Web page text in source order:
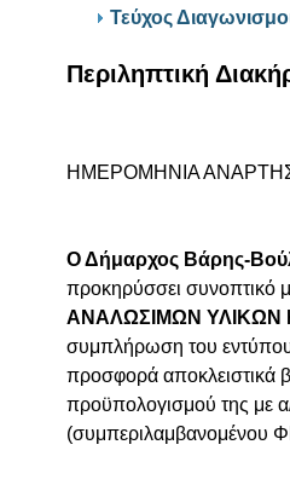
Τεύχος
Περιληπτική
ΗΜΕΡΟΜΗΝΙΑ
Ο Δήμαρχος Βάρης-
προκηρύσσει συνοπτικό
ΑΝΑΛΩΣΙΜΩΝ ΥΛΙΚΩΝ
συμπλήρωση του εντύπου
προσφορά αποκλειστικά
προϋπολογισμού της με
(συμπεριλαμβανομένου